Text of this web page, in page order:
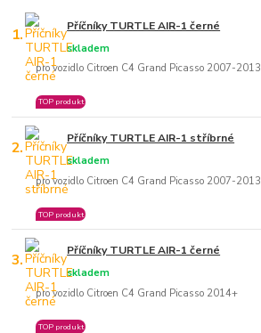
1. Příčníky TURTLE AIR-1 černé
pro vozidlo Citroen C4 Grand Picasso 2007-2013
skladem
TOP produkt
2. Příčníky TURTLE AIR-1 stříbrné
pro vozidlo Citroen C4 Grand Picasso 2007-2013
skladem
TOP produkt
3. Příčníky TURTLE AIR-1 černé
pro vozidlo Citroen C4 Grand Picasso 2014+
skladem
TOP produkt